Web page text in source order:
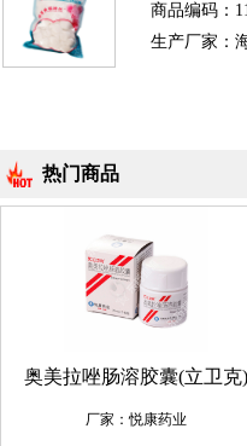
商品编码：
生产厂家：
热门商品
奥美拉唑肠溶胶囊(立卫克)
厂家：悦康药业